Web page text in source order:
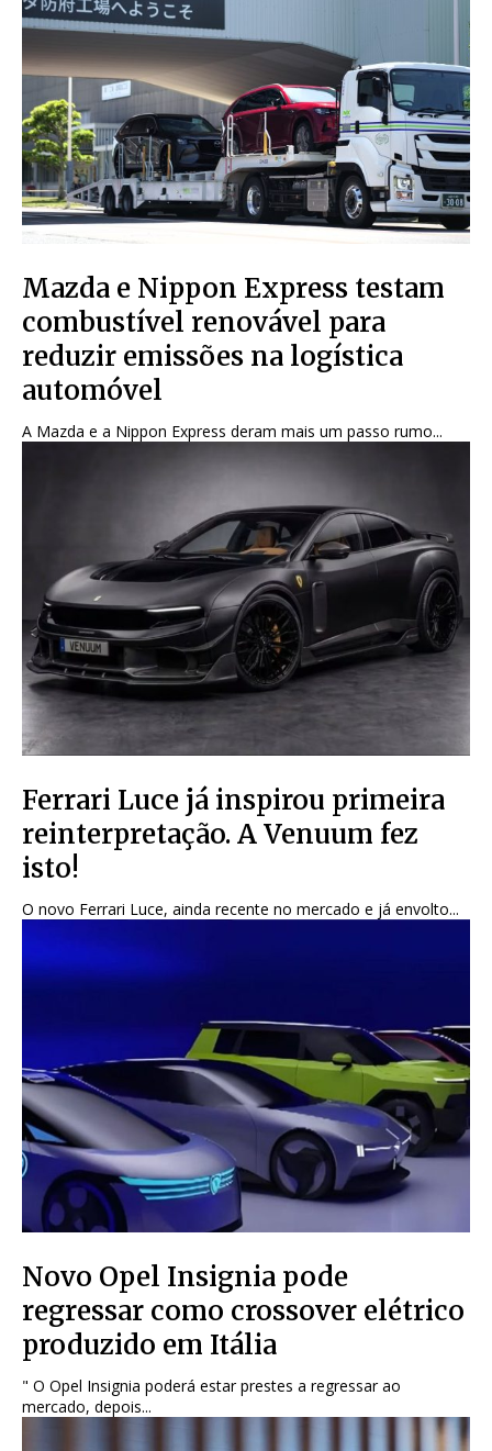
Mazda e Nippon Express testam
combustível renovável para
reduzir emissões na logística
automóvel
A Mazda e a Nippon Express deram mais um passo rumo...
Ferrari Luce já inspirou primeira
reinterpretação. A Venuum fez
isto!
O novo Ferrari Luce, ainda recente no mercado e já envolto...
Novo Opel Insignia pode
regressar como crossover elétrico
produzido em Itália
" O Opel Insignia poderá estar prestes a regressar ao
mercado, depois...